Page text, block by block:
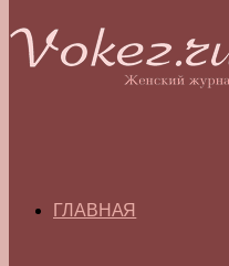
ГЛАВНАЯ